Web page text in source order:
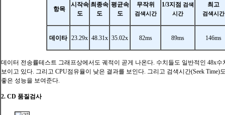
항목
시작속
도
최종속
도
평균속
도
무작위
검색시간
1/3지점 검색
시간
최고
검색시간
데이타 23.29x 48.31x 35.02x 82ms 89ms 146ms
데이터 전송률테스트 그래프상에서도 궤적이 곧게 나온다. 수치들도 일반적인 48x수
보이고 있다. 그리고 CPU점유율이 낮은 결과를 보인다. 그리고 검색시간(Seek Time)
좋은 성능을 보여준다.
2. CD 품질검사